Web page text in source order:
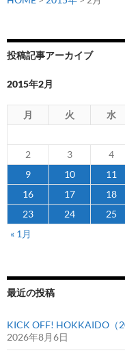
キ
ン
ー
に
ョ
投稿記事アーカイブ
2015年2月
月 火 水
2
3 4
9
10 11
16
17 18
23
24 25
« 1月
最近の投稿
KICK OFF! HOKKAIDO（
2026年8月6日